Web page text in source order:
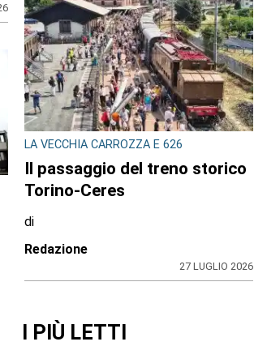
LA VECCHIA CARROZZA E 626
Il passaggio del treno storico
Torino-Ceres
di
Redazione
27 LUGLIO 2026
I PIÙ LETTI